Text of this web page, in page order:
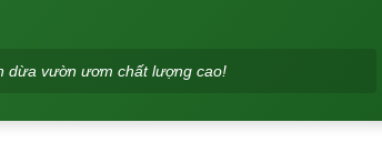
dừa vườn ươm chất lượng cao!